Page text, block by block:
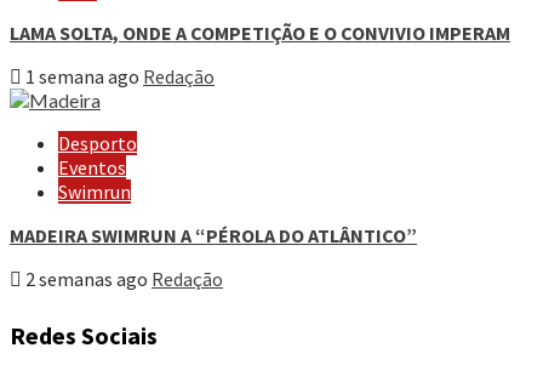
LAMA SOLTA, ONDE A COMPETIÇÃO E O CONVIVIO IMPERAM
1 semana ago Redação
Desporto
Eventos
Swimrun
MADEIRA SWIMRUN A “PÉROLA DO ATLÂNTICO”
2 semanas ago Redação
Redes Sociais